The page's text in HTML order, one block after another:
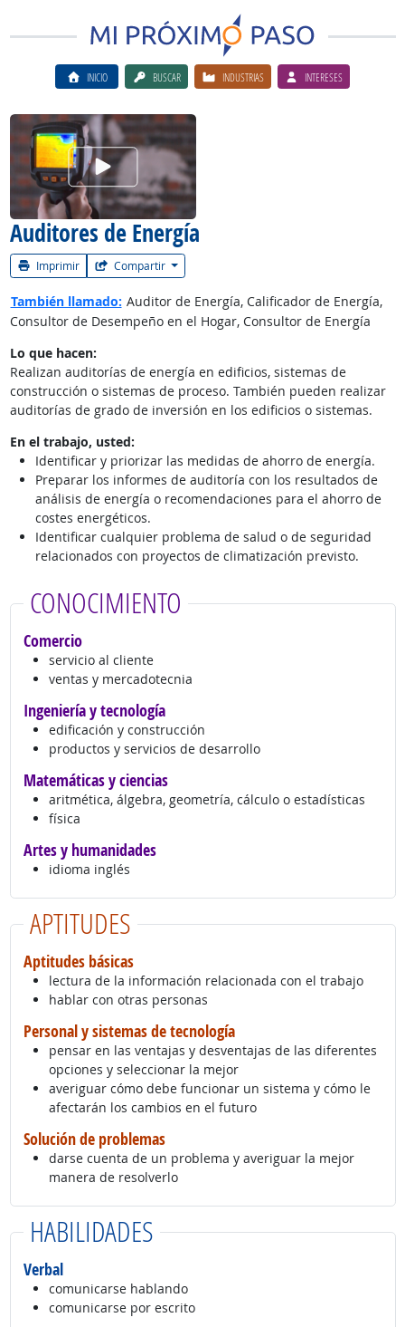
INICIO BUSCAR INDUSTRIAS INTERESES
Auditores de Energía
Imprimir Compartir
Ver el vίdeo de la carrera
También llamado: Auditor de Energía, Calificador de Energía,
Consultor de Desempeño en el Hogar, Consultor de Energía
Lo que hacen:
Realizan auditorías de energía en edificios, sistemas de
construcción o sistemas de proceso. También pueden realizar
auditorías de grado de inversión en los edificios o sistemas.
En el trabajo, usted:
Identificar y priorizar las medidas de ahorro de energía.
Preparar los informes de auditoría con los resultados de
análisis de energía o recomendaciones para el ahorro de
costes energéticos.
Identificar cualquier problema de salud o de seguridad
relacionados con proyectos de climatización previsto.
CONOCIMIENTO
Comercio
servicio al cliente
ventas y mercadotecnia
Ingeniería y tecnología
edificación y construcción
productos y servicios de desarrollo
Matemáticas y ciencias
aritmética, álgebra, geometría, cálculo o estadísticas
física
Artes y humanidades
idioma inglés
APTITUDES
Aptitudes básicas
lectura de la información relacionada con el trabajo
hablar con otras personas
Personal y sistemas de tecnología
pensar en las ventajas y desventajas de las diferentes
opciones y seleccionar la mejor
averiguar cómo debe funcionar un sistema y cómo le
afectarán los cambios en el futuro
Solución de problemas
darse cuenta de un problema y averiguar la mejor
manera de resolverlo
HABILIDADES
Verbal
comunicarse hablando
comunicarse por escrito